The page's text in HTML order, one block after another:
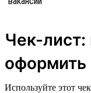
Чек-лист:
оформить
Используйте этот